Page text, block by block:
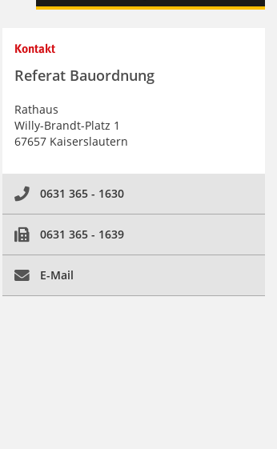
Kontaktinformationen und
Kontakt
Referat Bauordnung
Rathaus
Willy-Brandt-Platz 1
67657 Kaiserslautern
0631 365 - 1630
0631 365 - 1639
E-Mail